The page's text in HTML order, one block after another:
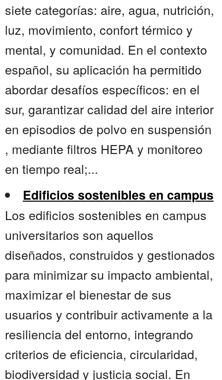
siete categorías: aire, agua, nutrición,
luz, movimiento, confort térmico y
mental, y comunidad. En el contexto
español, su aplicación ha permitido
abordar desafíos específicos: en el
sur, garantizar calidad del aire interior
en episodios de polvo en suspensión
, mediante filtros HEPA y monitoreo
en tiempo real;...
Edificios sostenibles en campus
Los edificios sostenibles en campus
universitarios son aquellos
diseñados, construidos y gestionados
para minimizar su impacto ambiental,
maximizar el bienestar de sus
usuarios y contribuir activamente a la
resiliencia del entorno, integrando
criterios de eficiencia, circularidad,
biodiversidad y justicia social. En